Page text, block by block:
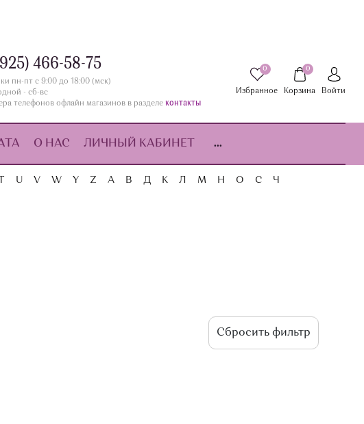
466-58-75
пн-пт с 9:00 до 18:00 (мск)
- сб-вс
телефонов офлайн магазинов в разделе контакты
0
Избранное
0
Корзина Войти
О НАС ЛИЧНЫЙ КАБИНЕТ ...
U V W Y Z А В Д К Л М Н О С Ч